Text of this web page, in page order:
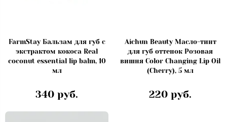
FarmStay Бальзам для губ с
экстрактом кокоса Real
coconut essential lip balm, 10
мл
340 руб.
Aichun Beauty Масло-тинт
для губ оттенок Розовая
вишня Color Changing Lip Oil
(Cherry), 5 мл
220 руб.